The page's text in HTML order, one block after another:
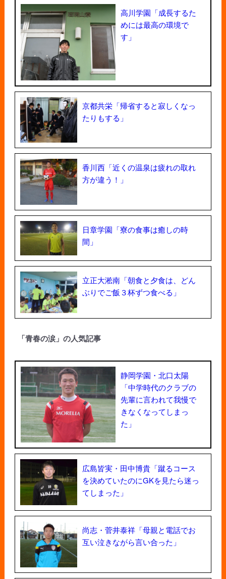
高川学園「成長するた
めには最高の環境で
す」
京都共栄「帰省すると寂しくなっ
たりもする」
香川西「近くの温泉は疲れの取れ
方が違う！」
日章学園「寮の食事は癒しの時
間」
立正大淞南「朝食と夕食は、どん
ぶりでご飯３杯ずつ食べる」
「青春の涙」の人気記事
静岡学園・北口太陽
「中学時代のクラブの
先輩に言われて我慢で
きなくなってしまっ
た」
広島皆実・田中博貴「蹴るコース
を決めていたのにGKを見たら迷っ
てしまった」
尚志・菅井泰祥「母親と電話でお
互い泣きながら言い合った」